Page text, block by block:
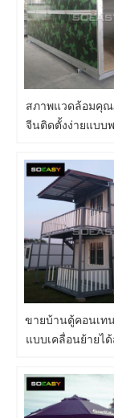
สภาพแวดล้อมคุ
จีนติดตั้งง่ายแบบ
ขายบ้านตู้คอนเท
แบบเคลื่อนย้ายไ
ด้วยCE